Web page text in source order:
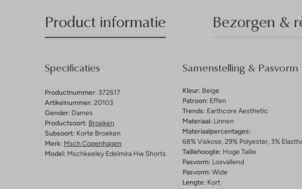
Product informatie Bezorgen &
Specificaties
Productnummer: 372617
Artikelnummer: 20103
Gender: Dames
Productsoort: Broeken
Subsoort: Korte Broeken
Merk: Msch Copenhagen
Model: Mschkeeley Edelmira Hw Shorts
Samenstelling & Pasvorm
Kleur: Beige
Patroon: Effen
Trends: Earthcore Aesthetic
Materiaal: Linnen
Materiaalpercentages:
68% Viskose, 29% Polyester, 3%
Taillehoogte: Hoge Taille
Pasvorm: Losvallend
Pasvorm: Wide
Lengte: Kort